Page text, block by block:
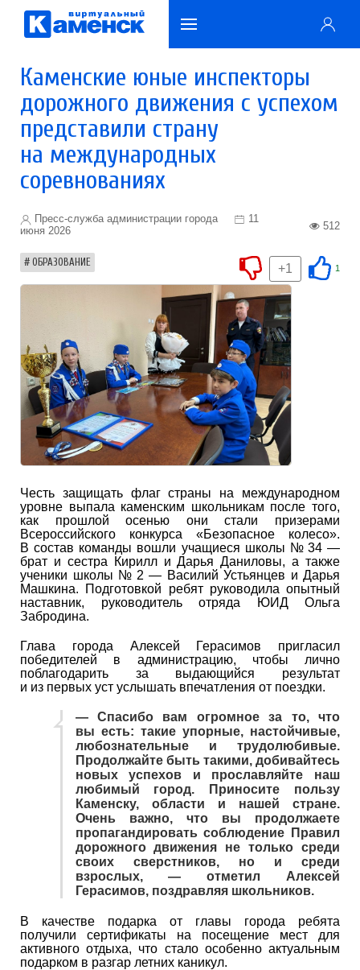
Каменские юные инспекторы
дорожного движения с успехом
представили страну
на международных
соревнованиях
Пресс-служба администрации города
11
июня 2026
512
ОБРАЗОВАНИЕ 1
+1
Честь защищать флаг страны на международном
уровне выпала каменским школьникам после того,
как прошлой осенью они стали призерами
Всероссийского конкурса «Безопасное колесо».
В состав команды вошли учащиеся школы № 34 —
брат и сестра Кирилл и Дарья Даниловы, а также
ученики школы № 2 — Василий Устьянцев и Дарья
Машкина. Подготовкой ребят руководила опытный
наставник, руководитель отряда ЮИД Ольга
Забродина.
Глава города Алексей Герасимов пригласил
победителей в администрацию, чтобы лично
поблагодарить за выдающийся результат
и из первых уст услышать впечатления от поездки.
— Спасибо вам огромное за то, что
вы есть: такие упорные, настойчивые,
любознательные и трудолюбивые.
Продолжайте быть такими, добивайтесь
новых успехов и прославляйте наш
любимый город. Приносите пользу
Каменску, области и нашей стране.
Очень важно, что вы продолжаете
пропагандировать соблюдение Правил
дорожного движения не только среди
своих сверстников, но и среди
взрослых, — отметил Алексей
Герасимов, поздравляя школьников.
В качестве подарка от главы города ребята
получили сертификаты на посещение мест для
активного отдыха, что стало особенно актуальным
подарком в разгар летних каникул.